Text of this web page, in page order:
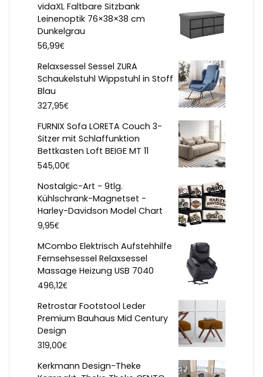
vidaXL Faltbare Sitzbank
Leinenoptik 76×38×38 cm
Dunkelgrau
56,99€
Relaxsessel Sessel ZURA
Schaukelstuhl Wippstuhl in Stoff
Blau
327,95€
FURNIX Sofa LORETA Couch 3-
Sitzer mit Schlaffunktion
Bettkasten Loft BEIGE MT 11
545,00€
Nostalgic-Art - 9tlg.
Kühlschrank-Magnetset -
Harley-Davidson Model Chart
9,95€
MCombo Elektrisch Aufstehhilfe
Fernsehsessel Relaxsessel
Massage Heizung USB 7040
496,12€
Retrostar Footstool Leder
Premium Bauhaus Mid Century
Design
319,00€
Kerkmann Design-Theke